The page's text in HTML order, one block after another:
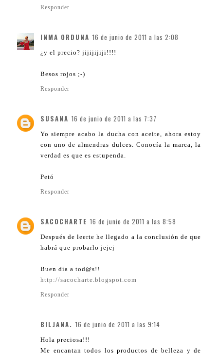
Responder
INMA ORDUNA 16 de junio de 2011 a las 2:08
¿y el precio? jijijijiji!!!!
Besos rojos ;-)
Responder
SUSANA 16 de junio de 2011 a las 7:37
Yo siempre acabo la ducha con aceite, ahora estoy
con uno de almendras dulces. Conocía la marca, la
verdad es que es estupenda.
Petó
Responder
SACOCHARTE 16 de junio de 2011 a las 8:58
Después de leerte he llegado a la conclusión de que
habrá que probarlo jejej
Buen día a tod@s!!
http://sacocharte.blogspot.com
Responder
BILJANA. 16 de junio de 2011 a las 9:14
Hola preciosa!!!
Me encantan todos los productos de belleza y de